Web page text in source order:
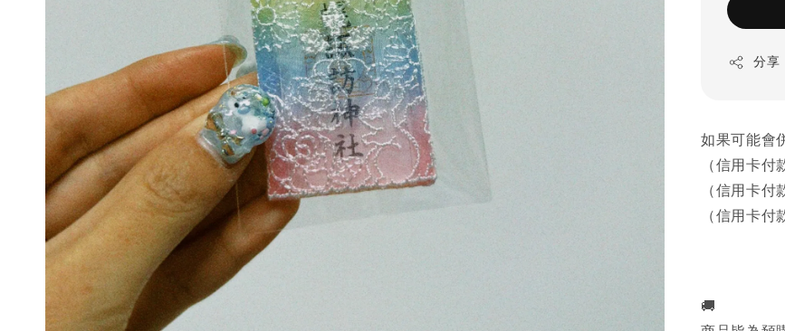
分享
如果可能會
（信用卡付
（信用卡付
（信用卡付
🚚